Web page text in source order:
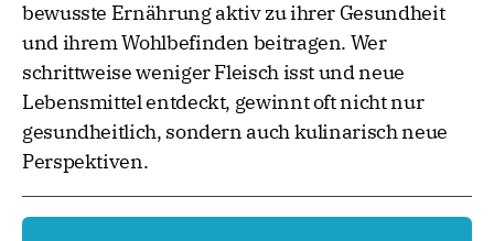
bewusste Ernährung aktiv zu ihrer Gesundheit
und ihrem Wohlbefinden beitragen. Wer
schrittweise weniger Fleisch isst und neue
Lebensmittel entdeckt, gewinnt oft nicht nur
gesundheitlich, sondern auch kulinarisch neue
Perspektiven.